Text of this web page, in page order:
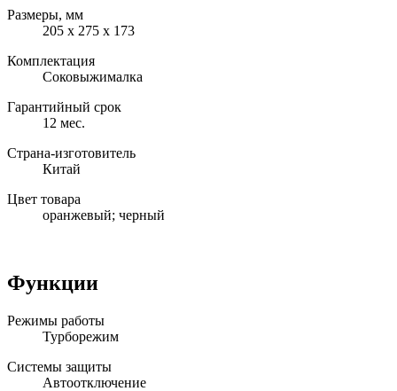
Размеры, мм
205 х 275 х 173
Комплектация
Соковыжималка
Гарантийный срок
12 мес.
Страна-изготовитель
Китай
Цвет товара
оранжевый; черный
Функции
Режимы работы
Турборежим
Системы защиты
Автоотключение